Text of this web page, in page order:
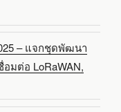
– แจกชุดพัฒนา
อมต่อ LoRaWAN,